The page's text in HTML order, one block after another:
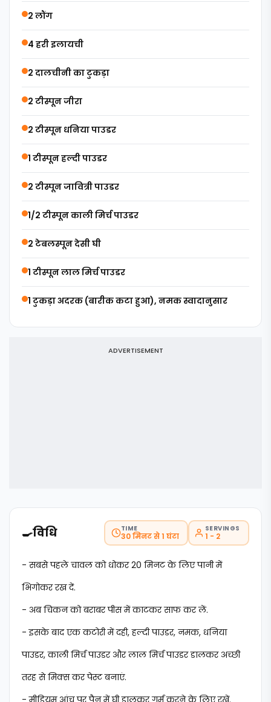
2 लौंग
4 हरी इलायची
2 दालचीनी का टुकड़ा
2 टीस्पून जीरा
2 टीस्पून धनिया पाउडर
1 टीस्पून हल्दी पाउडर
2 टीस्पून जावित्री पाउडर
1/2 टीस्पून काली मिर्च पाउडर
2 टेबलस्पून देसी घी
1 टीस्पून लाल मिर्च पाउडर
1 टुकड़ा अदरक (बारीक कटा हुआ), नमक स्वादानुसार
🍳विधि TIME
30 मिनट से 1 घंटा
SERVINGS
1 - 2
- सबसे पहले चावल को धोकर 20 मिनट के लिए पानी में
भिगोकर रख दें.
- अब चिकन को बराबर पीस में काटकर साफ कर लें.
- इसके बाद एक कटोरी में दही, हल्दी पाउडर, नमक, धनिया
पाउडर, काली मिर्च पाउडर और लाल मिर्च पाउडर डालकर अच्छी
तरह से मिक्स कर पेस्ट बनाएं.
- मीडियम आंच पर पैन में घी डालकर गर्म करने के लिए रखें.
ADVERTISEMENT